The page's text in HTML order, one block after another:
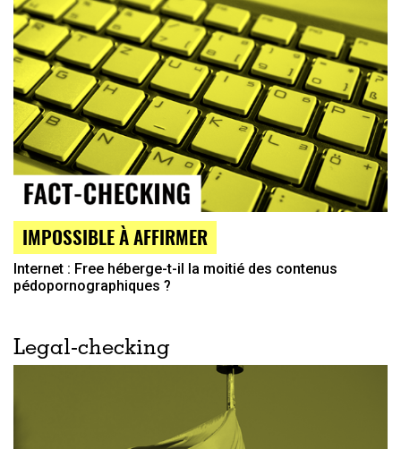
IMPOSSIBLE À AFFIRMER
Internet : Free héberge-t-il la moitié des contenus
pédopornographiques ?
Legal-checking